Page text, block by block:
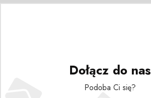
Dołącz do nas
Podoba Ci się?